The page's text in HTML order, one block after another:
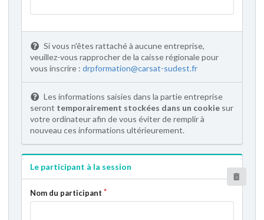
Si vous n'êtes rattaché à aucune entreprise,
veuillez-vous rapprocher de la caisse régionale pour
vous inscrire : drpformation@carsat-sudest.fr
Les informations saisies dans la partie entreprise
seront temporairement stockées dans un cookie sur
votre ordinateur afin de vous éviter de remplir à
nouveau ces informations ultérieurement.
Le participant à la session
Nom du participant